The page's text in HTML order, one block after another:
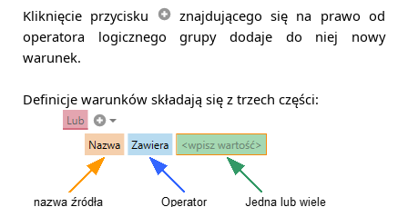
Kliknięcie przycisku
znajdującego się na prawo od
operatora logicznego grupy dodaje do niej nowy
warunek.
Definicje warunków składają się z trzech części: